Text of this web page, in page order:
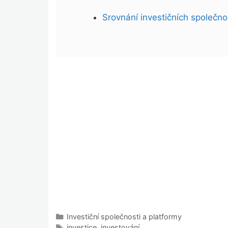
Srovnání investičních
Rubriky
Investiční společnosti a platformy